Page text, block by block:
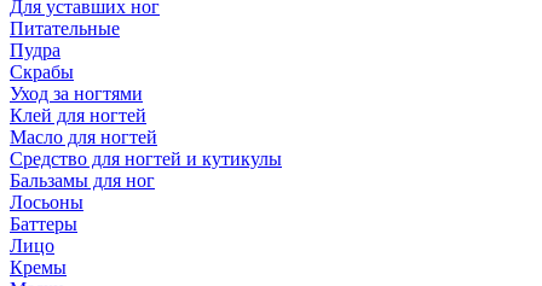
Для уставших ног
Питательные
Пудра
Скрабы
Уход за ногтями
Клей для ногтей
Масло для ногтей
Средство для ногтей и кутикулы
Бальзамы для ног
Лосьоны
Баттеры
Лицо
Кремы